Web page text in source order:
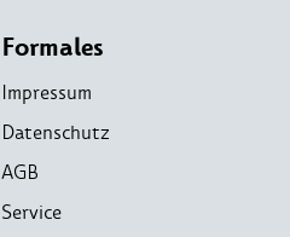
Formales
Impressum
Datenschutz
AGB
Service